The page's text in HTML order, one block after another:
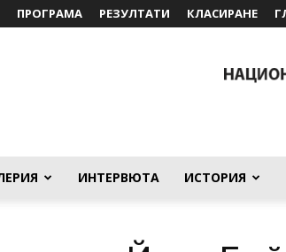
ПРОГРАМА РЕЗУЛТАТИ КЛАСИРАНЕ
ИНТЕРВЮТА ИСТОРИЯ